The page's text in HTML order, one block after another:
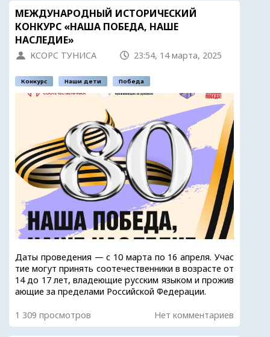
МЕЖДУНАРОДНЫЙ ИСТОРИЧЕСКИЙ
КОНКУРС «НАША ПОБЕДА, НАШЕ
НАСЛЕДИЕ»
КСОРС ТУНИСА 23:54, 14 марта, 2025
Конкурс Наши дети Победа
Даты проведения — с 10 марта по 16 апреля. Учас
тие могут принять соотечественники в возрасте от
14 до 17 лет, владеющие русским языком и прожив
ающие за пределами Российской Федерации.
1 309 просмотров Нет комментариев